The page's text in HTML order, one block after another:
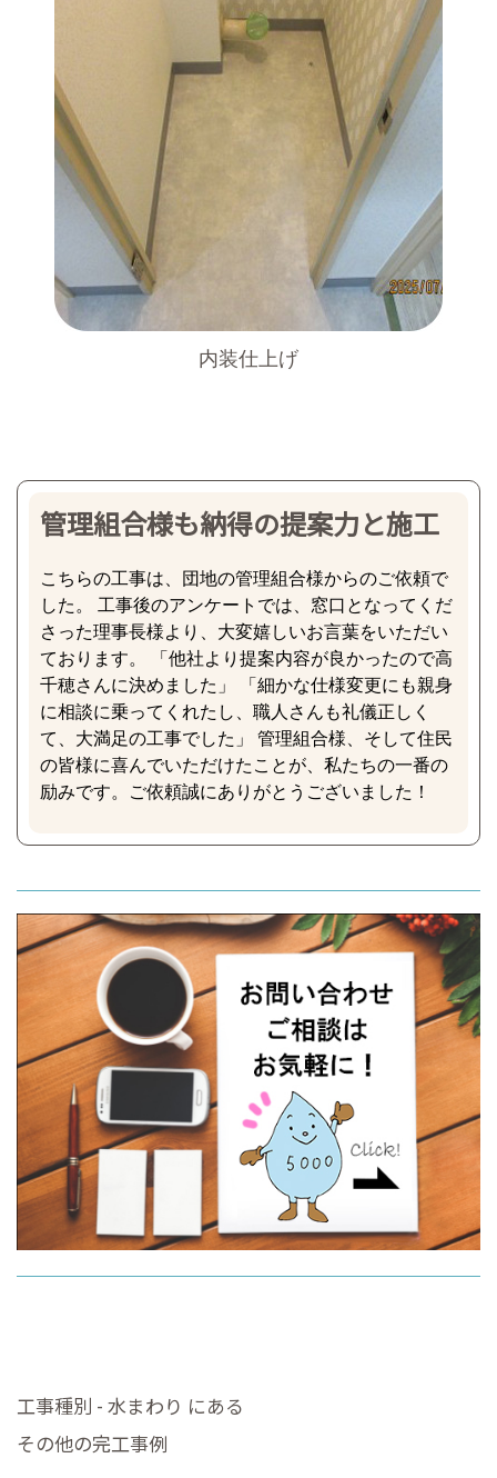
内装仕上げ
管理組合様も納得の提案力と施工
こちらの工事は、団地の管理組合様からのご依頼で
した。 工事後のアンケートでは、窓口となってくだ
さった理事長様より、大変嬉しいお言葉をいただい
ております。 「他社より提案内容が良かったので高
千穂さんに決めました」 「細かな仕様変更にも親身
に相談に乗ってくれたし、職人さんも礼儀正しく
て、大満足の工事でした」 管理組合様、そして住民
の皆様に喜んでいただけたことが、私たちの一番の
励みです。ご依頼誠にありがとうございました！
工事種別 - 水まわり にある
その他の完工事例